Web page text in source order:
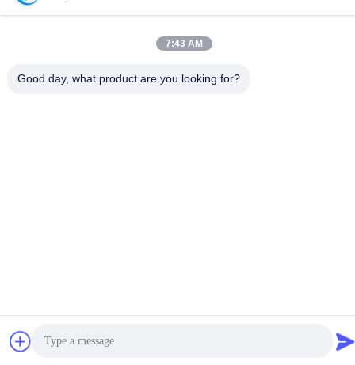
पता :
No.6-39, याओगु फार्म, शिबी No.3 गांव, शिबी स्ट्रीट, पान्यू जिला, गुआंगज़ौ
86-18998460309
7:43 AM
Good day, what product are you looking for?